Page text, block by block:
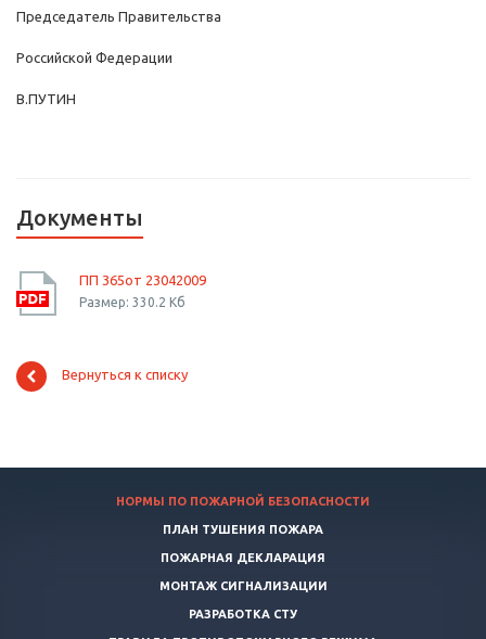
Председатель Правительства
Российской Федерации
В.ПУТИН
Документы
ПП 365от 23042009
Размер: 330.2 Кб
Вернуться к списку
НОРМЫ ПО ПОЖАРНОЙ БЕЗОПАСНОСТИ
ПЛАН ТУШЕНИЯ ПОЖАРА
ПОЖАРНАЯ ДЕКЛАРАЦИЯ
МОНТАЖ СИГНАЛИЗАЦИИ
РАЗРАБОТКА СТУ